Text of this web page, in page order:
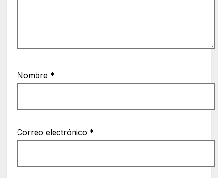
Nombre *
Correo electrónico *